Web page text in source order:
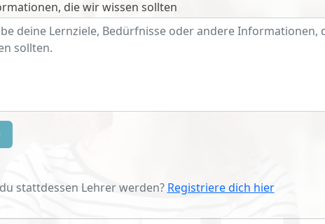
die wir wissen sollten
stattdessen Lehrer werden? Registriere dich hier